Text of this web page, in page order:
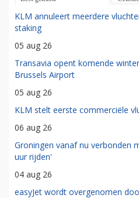
KLM annuleert meerdere
staking
05 aug 26
Transavia opent komende
Brussels Airport
05 aug 26
KLM stelt eerste commerciële
06 aug 26
Groningen vanaf nu verbonden
uur rijden'
04 aug 26
easyJet wordt overgenomen